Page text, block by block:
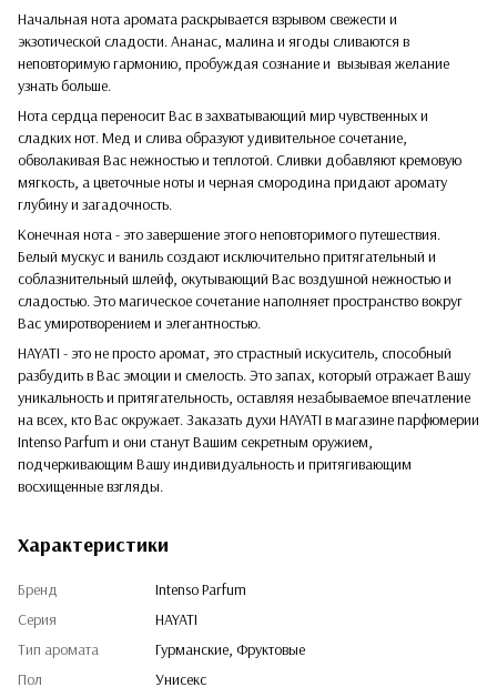
Начальная нота аромата раскрывается взрывом свежести и
экзотической сладости. Ананас, малина и ягоды сливаются в
неповторимую гармонию, пробуждая сознание и вызывая желание
узнать больше.
Нота сердца переносит Вас в захватывающий мир чувственных и
сладких нот. Мед и слива образуют удивительное сочетание,
обволакивая Вас нежностью и теплотой. Сливки добавляют кремовую
мягкость, а цветочные ноты и черная смородина придают аромату
глубину и загадочность.
Конечная нота - это завершение этого неповторимого путешествия.
Белый мускус и ваниль создают исключительно притягательный и
соблазнительный шлейф, окутывающий Вас воздушной нежностью и
сладостью. Это магическое сочетание наполняет пространство вокруг
Вас умиротворением и элегантностью.
HAYATI - это не просто аромат, это страстный искуситель, способный
разбудить в Вас эмоции и смелость. Это запах, который отражает Вашу
уникальность и притягательность, оставляя незабываемое впечатление
на всех, кто Вас окружает. Заказать духи HAYATI в магазине парфюмерии
Intenso Parfum и они станут Вашим секретным оружием,
подчеркивающим Вашу индивидуальность и притягивающим
восхищенные взгляды.
Характеристики
Бренд
Intenso Parfum
Серия
HAYATI
Тип аромата
Гурманские, Фруктовые
Пол
Унисекс